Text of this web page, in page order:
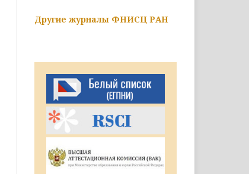
Другие журналы ФНИСЦ РАН